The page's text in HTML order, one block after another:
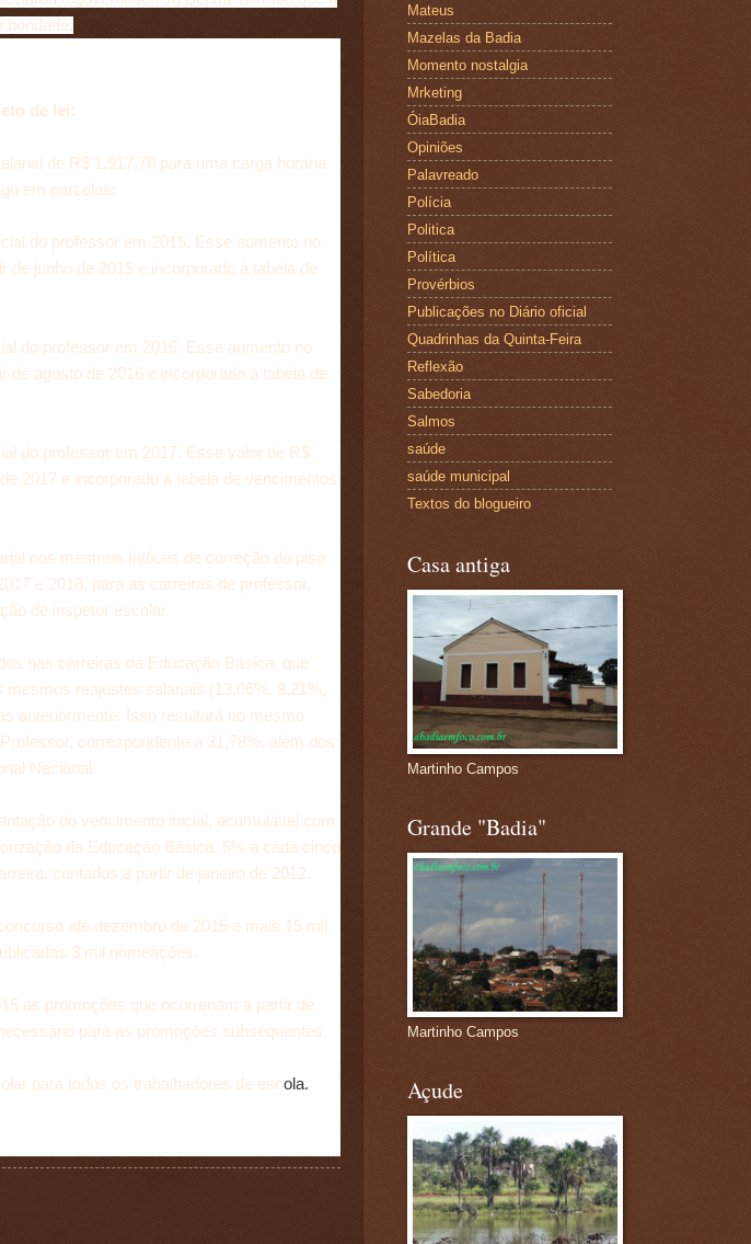
bondade.
de lei:
de R$ 1.917,78 para uma carga horária
em parcelas:
do professor em 2015. Esse aumento no
junho de 2015 e incorporado à tabela de
do professor em 2016. Esse aumento no
de agosto de 2016 e incorporado à tabela de
do professor em 2017. Esse valor de R$
2017 e incorporado à tabela de vencimentos
nos mesmos índices de correção do piso
e 2018, para as carreiras de professor,
de inspetor escolar.
nas carreiras da Educação Básica, que
reajustes salariais (13,06%, 8,21%,
anteriormente. Isso resultará no mesmo
correspondente a 31,78%, além dos
Nacional.
do vencimento inicial, acumulável com
da Educação Básica, 5% a cada cinco
contados a partir de janeiro de 2012.
até dezembro de 2015 e mais 15 mil
3 mil nomeações.
as promoções que ocorreriam a partir de
para as promoções subsequentes.
para todos os trabalhadores de escola.
Mateus
Mazelas da Badia
Momento nostalgia
Mrketing
ÓiaBadia
Opiniões
Palavreado
Polícia
Politica
Política
Provérbios
Publicações no Diário oficial
Quadrinhas da Quinta-Feira
Reflexão
Sabedoria
Salmos
saúde
saúde municipal
Textos do blogueiro
Casa antiga
Martinho Campos
Grande "Badia"
Martinho Campos
Açude